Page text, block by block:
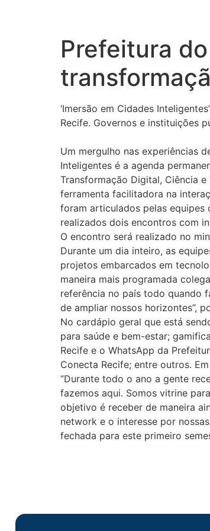
Prefeitura
‘Imersão em Cidades
Recife. Governos e instituições
Um mergulho nas experiências
Inteligentes é a agenda
Transformação Digital, Ciência
ferramenta facilitadora na
foram articulados pelas equipes
realizados dois encontros com
O encontro será realizado no
Durante um dia inteiro, as
projetos embarcados em
maneira mais programada
referência no país todo quando
de ampliar nossos horizontes”,
No cardápio geral que está
para saúde e bem-estar;
Recife e o WhatsApp da
Conecta Recife; entre outros.
“Durante todo o ano a gente
fazemos aqui. Somos vitrine
objetivo é receber de maneira
network e o interesse por
fechada para este primeiro